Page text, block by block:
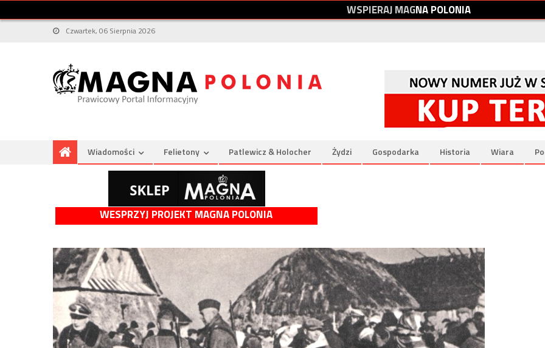
WSPIERAJMAGNAPOLONIA
Czwartek, 06 Sierpnia 2026
Wiadomości Felietony Patlewicz & Holocher Żydzi Gospodarka Historia Wiara
WESPRZYJ PROJEKT MAGNA POLONIA